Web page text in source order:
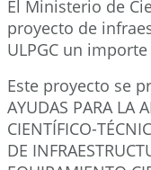
El Ministerio de
proyecto de
ULPGC un
Este proyecto se
AYUDAS PARA LA
CIENTÍFICO-
DE